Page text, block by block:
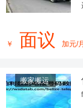
￥ 面议 加元/
搬家搬运